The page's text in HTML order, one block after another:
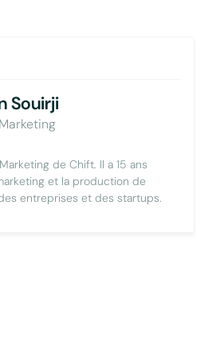
Souirji
de Chift. Il a 15 ans
et la production de
entreprises et des startups.